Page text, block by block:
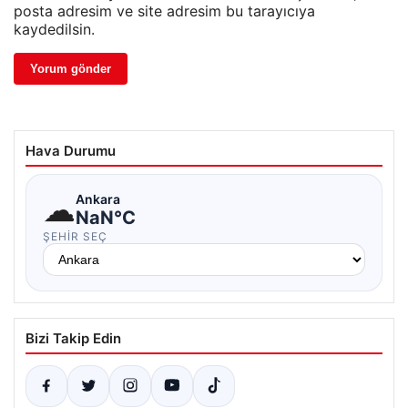
posta adresim ve site adresim bu tarayıcıya
kaydedilsin.
Hava Durumu
☁Ankara
NaN°C
ŞEHIR SEÇ
Bizi Takip Edin